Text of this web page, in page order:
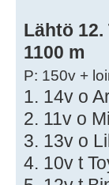
Lähtö
1100 m
P: 150v +
1. 14v o
2. 11v o
3. 13v o
4. 10v t